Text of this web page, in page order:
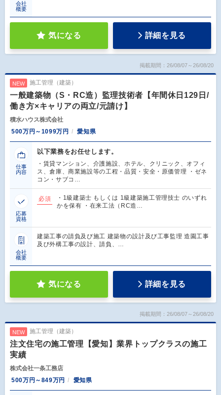
会社
概要
気になる 詳細を見る
掲載期間：26/08/07～26/08/20
NEW 施工管理（建築）
一般建築物（S・RC造）監理技術者【年間休日129日/
働き方×キャリアの両立/元請け】
積水ハウス株式会社
500万円～1099万円
愛知県
仕事
内容
以下業務をお任せします。
・賃貸マンション、介護施設、ホテル、クリニック、オフィ
ス、倉庫、商業施設等の工程・品質・安全・原価管理 ・ゼネ
コン・サブコ…
応募
資格
必須
・1級建築士 もしくは 1級建築施工管理技士 のいずれ
かを保有 ・在来工法（RC造…
会社
概要
建築工事の請負及び施工 建築物の設計及び工事監理 造園工事
及び外構工事の設計、請負、…
気になる 詳細を見る
掲載期間：26/08/07～26/08/20
NEW 施工管理（建築）
注文住宅の施工管理【愛知】業界トップクラスの施工
実績
株式会社一条工務店
500万円～849万円
愛知県